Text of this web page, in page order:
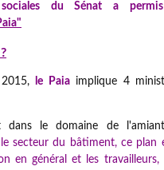
sociales du Sénat a
le Paiaimplique 4
dans le domaine de
secteur du bâtiment, ce
en général et les